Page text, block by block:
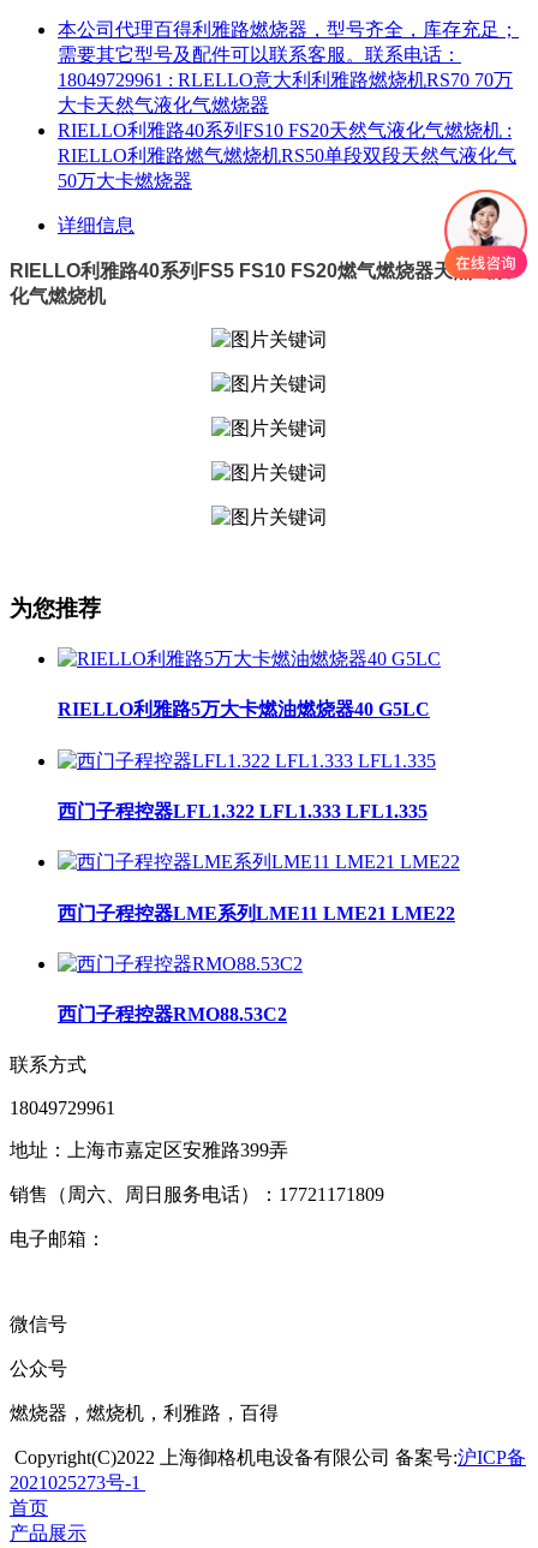
本公司代理百得利雅路燃烧器，型号齐全，库存充足；
需要其它型号及配件可以联系客服。联系电话：
18049729961 : RLELLO意大利利雅路燃烧机RS70 70万
大卡天然气液化气燃烧器
RIELLO利雅路40系列FS10 FS20天然气液化气燃烧机 :
RIELLO利雅路燃气燃烧机RS50单段双段天然气液化气
50万大卡燃烧器
详细信息
RIELLO利雅路40系列FS5 FS10 FS20燃气燃烧器天然气液
化气燃烧机
为您推荐
RIELLO利雅路5万大卡燃油燃烧器40 G5LC
西门子程控器LFL1.322 LFL1.333 LFL1.335
西门子程控器LME系列LME11 LME21 LME22
西门子程控器RMO88.53C2
联系方式
18049729961
地址：上海市嘉定区安雅路399弄
销售（周六、周日服务电话）：17721171809
电子邮箱：
微信号
公众号
燃烧器，燃烧机，利雅路，百得
Copyright(C)2022 上海御格机电设备有限公司 备案号:沪ICP备
2021025273号-1
首页
产品展示